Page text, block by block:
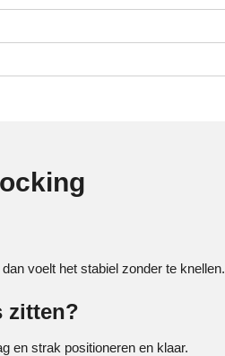
voelt het stabiel zonder te knellen.
zitten?
en strak positioneren en klaar.